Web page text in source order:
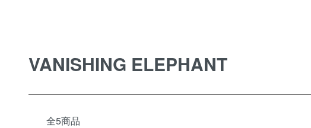
VANISHING ELEPHANT
全5商品